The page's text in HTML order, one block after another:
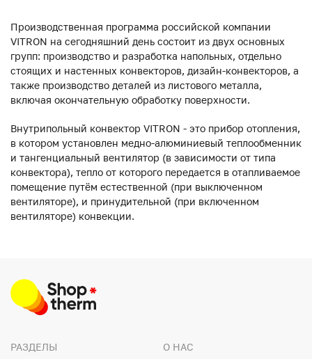
Производственная программа российской компании
VITRON на сегодняшний день состоит из двух основных
групп: производство и разработка напольных, отдельно
стоящих и настенных конвекторов, дизайн-конвекторов, а
также производство деталей из листового металла,
включая окончательную обработку поверхности.
Внутрипольный конвектор VITRON - это прибор отопления,
в котором установлен медно-алюминиевый теплообменник
и тангенциальный вентилятор (в зависимости от типа
конвектора), тепло от которого передается в отапливаемое
помещение путём естественной (при выключенном
вентиляторе), и принудительной (при включенном
вентиляторе) конвекции.
РАЗДЕЛЫ О НАС